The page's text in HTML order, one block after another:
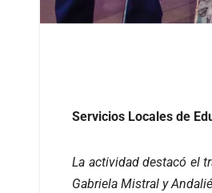
Servicios Locales de
La actividad destacó el
Gabriela Mistral y